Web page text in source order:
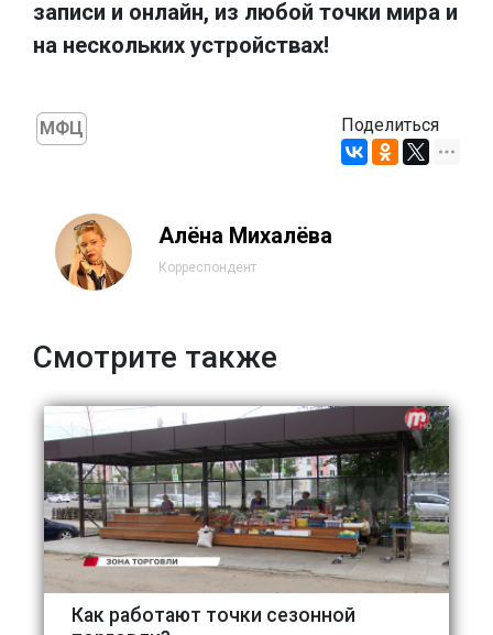
записи и онлайн, из любой точки мира и
на нескольких устройствах!
МФЦ Поделиться
Алёна Михалёва
Корреспондент
Смотрите также
Как работают точки сезонной